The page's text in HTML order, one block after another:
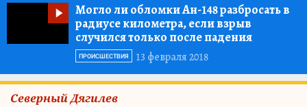
Могло ли обломки Ан-148 разбросать в
радиусе километра, если взрыв
случился только после падения
13 февраля 2018
ПРОИСШЕСТВИЯ
Северный Дягилев